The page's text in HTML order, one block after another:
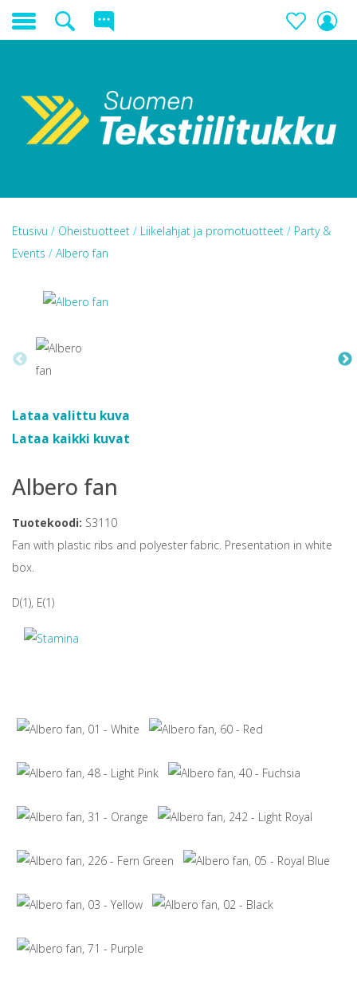
Etusivu / Oheistuotteet / Liikelahjat ja promotuotteet / Party &
Events / Albero fan
Lataa valittu kuva
Lataa kaikki kuvat
Albero fan
Tuotekoodi: S3110
Fan with plastic ribs and polyester fabric. Presentation in white
box.
D(1), E(1)